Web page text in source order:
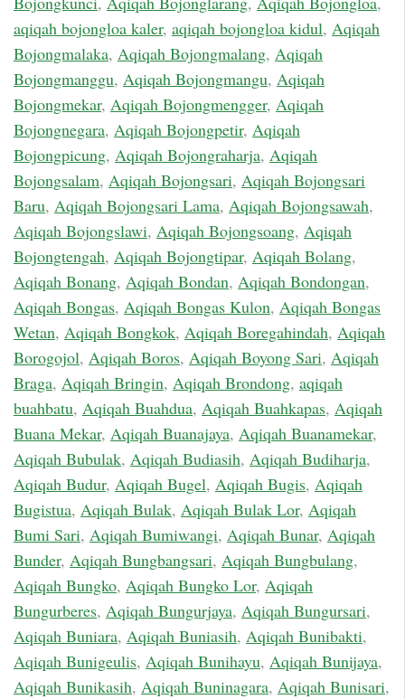
aqiqah bojongloa kaler, aqiqah bojongloa kidul, Aqiqah
Bojongmalaka, Aqiqah Bojongmalang, Aqiqah
Bojongmanggu, Aqiqah Bojongmangu, Aqiqah
Bojongmekar, Aqiqah Bojongmengger, Aqiqah
Bojongnegara, Aqiqah Bojongpetir, Aqiqah
Bojongpicung, Aqiqah Bojongraharja, Aqiqah
Bojongsalam, Aqiqah Bojongsari, Aqiqah Bojongsari
Baru, Aqiqah Bojongsari Lama, Aqiqah Bojongsawah,
Aqiqah Bojongslawi, Aqiqah Bojongsoang, Aqiqah
Bojongtengah, Aqiqah Bojongtipar, Aqiqah Bolang,
Aqiqah Bonang, Aqiqah Bondan, Aqiqah Bondongan,
Aqiqah Bongas, Aqiqah Bongas Kulon, Aqiqah Bongas
Wetan, Aqiqah Bongkok, Aqiqah Boregahindah, Aqiqah
Borogojol, Aqiqah Boros, Aqiqah Boyong Sari, Aqiqah
Braga, Aqiqah Bringin, Aqiqah Brondong, aqiqah
buahbatu, Aqiqah Buahdua, Aqiqah Buahkapas, Aqiqah
Buana Mekar, Aqiqah Buanajaya, Aqiqah Buanamekar,
Aqiqah Bubulak, Aqiqah Budiasih, Aqiqah Budiharja,
Aqiqah Budur, Aqiqah Bugel, Aqiqah Bugis, Aqiqah
Bugistua, Aqiqah Bulak, Aqiqah Bulak Lor, Aqiqah
Bumi Sari, Aqiqah Bumiwangi, Aqiqah Bunar, Aqiqah
Bunder, Aqiqah Bungbangsari, Aqiqah Bungbulang,
Aqiqah Bungko, Aqiqah Bungko Lor, Aqiqah
Bungurberes, Aqiqah Bungurjaya, Aqiqah Bungursari,
Aqiqah Buniara, Aqiqah Buniasih, Aqiqah Bunibakti,
Aqiqah Bunigeulis, Aqiqah Bunihayu, Aqiqah Bunijaya,
Aqiqah Bunikasih, Aqiqah Buninagara, Aqiqah Bunisari,